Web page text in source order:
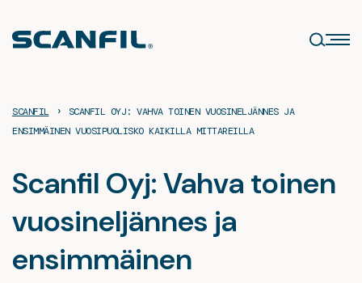
sisältöön
SCANFIL ›
SCANFIL OYJ: VAHVA TOINEN VUOSINELJÄNNES JA
ENSIMMÄINEN VUOSIPUOLISKO KAIKILLA MITTAREILLA
Scanfil Oyj: Vahva toinen
vuosineljännes ja
ensimmäinen